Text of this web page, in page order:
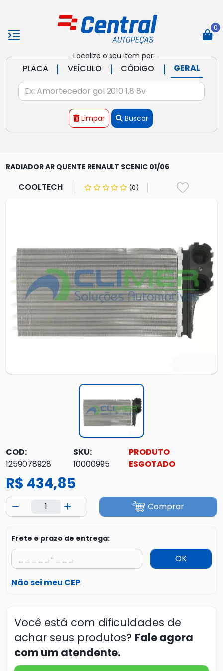
Localize o seu item por:
PLACA | VEÍCULO | CÓDIGO | GERAL
Limpar Buscar
0
RADIADOR AR QUENTE RENAULT SCENIC 01/06
COOLTECH (0)
COD:
1259078928
SKU:
10000995
PRODUTO
ESGOTADO
R$ 434,85
Comprar
Frete e prazo de entrega:
OK
Não sei meu CEP
Você está com dificuldades de
achar seus produtos? Fale agora
com um atendente.